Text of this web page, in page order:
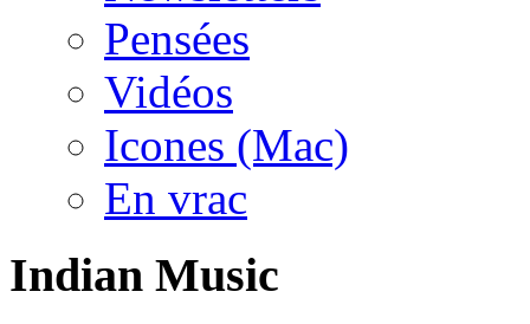
Pensées
Vidéos
Icones (Mac)
En vrac
Indian Music